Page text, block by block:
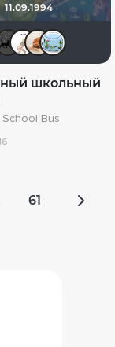
11.09.1994
ZOYBERG
школьный
Bus
61